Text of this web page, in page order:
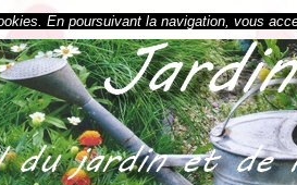
En poursuivant la navigation, vous